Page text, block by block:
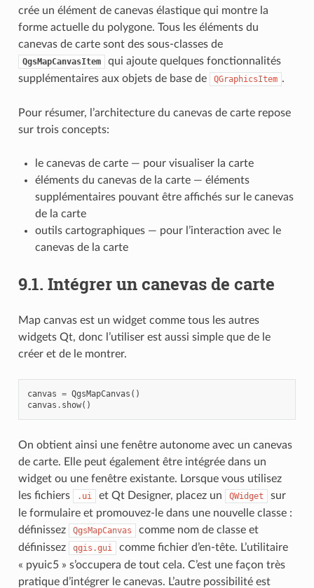
crée un élément de canevas élastique qui montre la
forme actuelle du polygone. Tous les éléments du
canevas de carte sont des sous-classes de
QgsMapCanvasItem
qui ajoute quelques fonctionnalités
supplémentaires aux objets de base de
QGraphicsItem .
Pour résumer, l’architecture du canevas de carte repose
sur trois concepts:
le canevas de carte — pour visualiser la carte
éléments du canevas de la carte — éléments
supplémentaires pouvant être affichés sur le canevas
de la carte
outils cartographiques — pour l’interaction avec le
canevas de la carte
9.1. Intégrer un canevas de carte
Map canvas est un widget comme tous les autres
widgets Qt, donc l’utiliser est aussi simple que de le
créer et de le montrer.
canvas = QgsMapCanvas ()
canvas . show()
On obtient ainsi une fenêtre autonome avec un canevas
de carte. Elle peut également être intégrée dans un
widget ou une fenêtre existante. Lorsque vous utilisez
les fichiers
.ui et Qt Designer, placez un QWidget
sur
le formulaire et promouvez-le dans une nouvelle classe :
définissez
QgsMapCanvas
comme nom de classe et
définissez
qgis.gui
comme fichier d’en-tête. L’utilitaire
« pyuic5 » s’occupera de tout cela. C’est une façon très
pratique d’intégrer le canevas. L’autre possibilité est